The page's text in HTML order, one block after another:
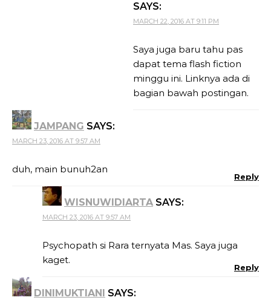
SAYS:
MARCH 22, 2016 AT 9:11 PM
Saya juga baru tahu pas
dapat tema flash fiction
minggu ini. Linknya ada di
bagian bawah postingan.
JAMPANG SAYS:
MARCH 23, 2016 AT 9:57 AM
duh, main bunuh2an
Reply
WISNUWIDIARTA SAYS:
MARCH 23, 2016 AT 9:57 AM
Psychopath si Rara ternyata Mas. Saya juga
kaget.
Reply
DINIMUKTIANI SAYS: